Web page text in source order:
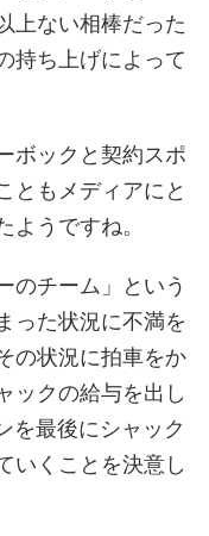
上ない相棒だった
持ち上げによって
ボックと契約スポ
ともメディアにと
ようですね。
のチーム」という
った状況に不満を
の状況に拍車をか
ックの給与を出し
を最後にシャック
いくことを決意し